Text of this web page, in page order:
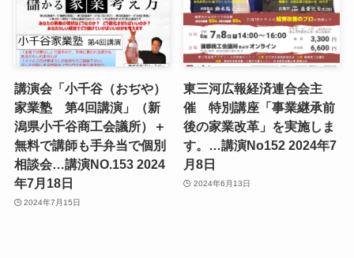
講演会「小千谷（おぢや）
家業塾 第4回講演」（新
潟県小千谷商工会議所）＋
無料で講師も手弁当で個別
相談会…講演NO.153 2024
年7月18日
2024年7月15日
東三河広報経済連合会主
催 特別講座「事業継承前
後の家業改革」を実施しま
す。…講演No152 2024年7
月8日
2024年6月13日